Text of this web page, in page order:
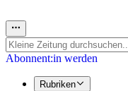
Abonnent:in werden
Rubriken